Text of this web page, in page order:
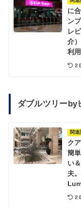
に
ン
レ
介
利
ダブルツリーby
関連
ク
簡
い
夫